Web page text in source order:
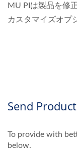
MU PIは製品を修
カスタマイズオプ